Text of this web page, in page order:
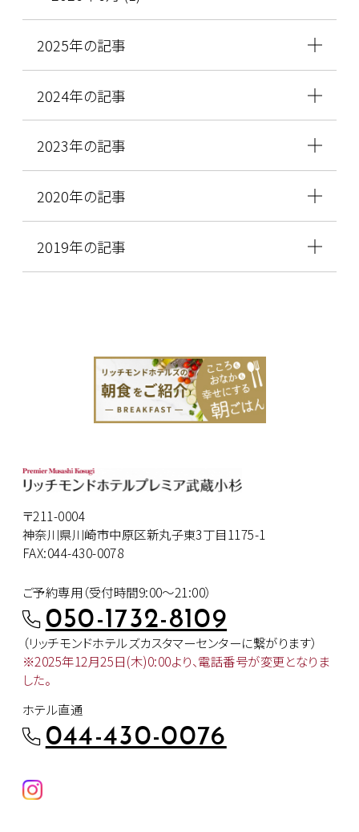
2025年の記事
2024年の記事
2023年の記事
2020年の記事
2019年の記事
〒211-0004
神奈川県川崎市中原区新丸子東3丁目1175-1
FAX:044-430-0078
ご予約専用（受付時間9:00～21:00）
050-1732-8109
（リッチモンドホテルズカスタマーセンターに繋がります）
※2025年12月25日(木)0:00より、電話番号が変更となりま
した。
ホテル直通
044-430-0076